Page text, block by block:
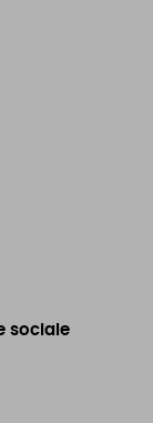
sociale